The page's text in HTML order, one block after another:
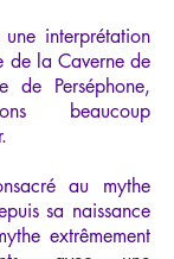
une interprétation
la Caverne de
de Perséphone,
beaucoup
au mythe
sa naissance
extrêmement